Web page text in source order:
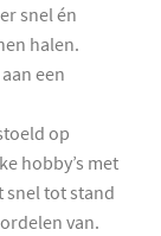
snel én
halen.
een
op
hobby’s met
snel tot stand
van.